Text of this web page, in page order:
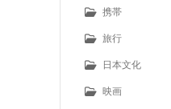
携帯
旅行
日本文化
映画